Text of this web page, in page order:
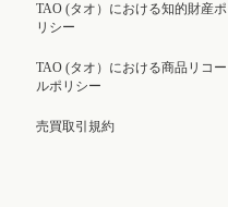
TAO (タオ）における知的財産ポ
リシー
TAO (タオ）における商品リコー
ルポリシー
売買取引規約